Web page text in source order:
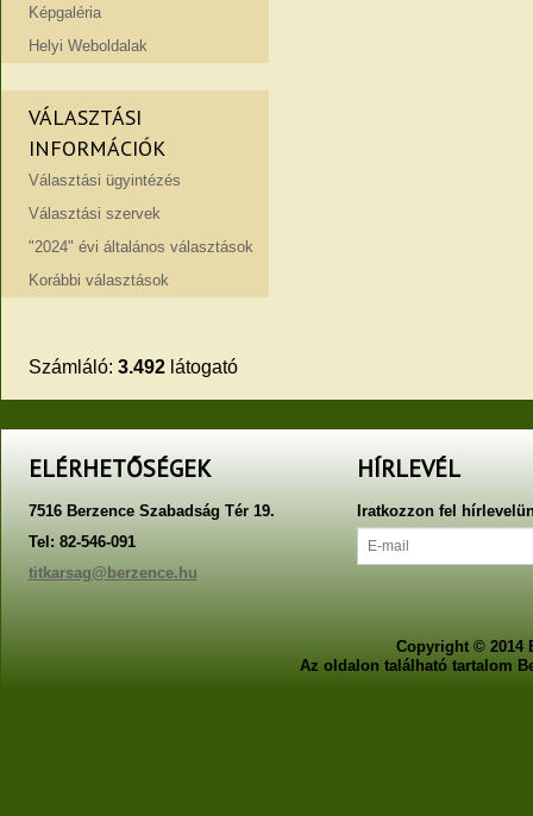
Képgaléria
Helyi Weboldalak
VÁLASZTÁSI
INFORMÁCIÓK
Választási ügyintézés
Választási szervek
"2024" évi általános választások
Korábbi választások
Számláló: 3.492látogató
ELÉRHETŐSÉGEK
7516 Berzence Szabadság Tér 19.
Tel: 82-546-091
titkarsag@berzence.hu
HÍRLEVÉL
Iratkozzon fel
Copyright © 2014
Az oldalon található tartalom